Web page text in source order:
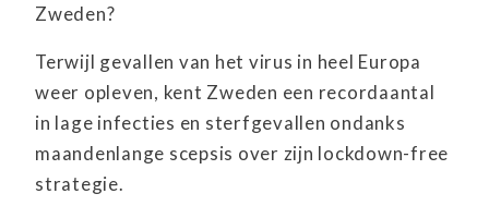
Zweden?
Terwijl gevallen van het virus in heel Europa
weer opleven, kent Zweden een recordaantal
in lage infecties en sterfgevallen ondanks
maandenlange scepsis over zijn lockdown-free
strategie.